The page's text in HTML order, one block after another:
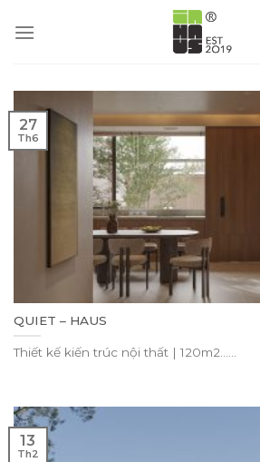
QUIET – HAUS
Thiết kế kiến trúc nội thất | 120m2......
27
Th6
13
Th2